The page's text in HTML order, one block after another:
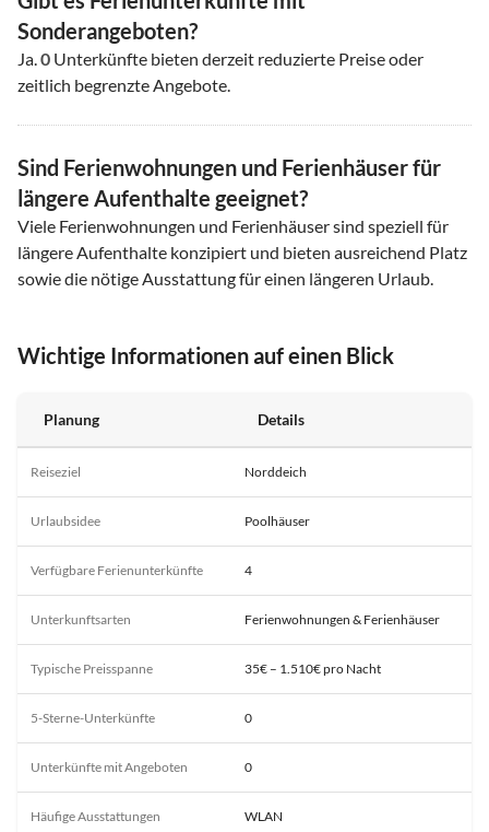
Sonderangeboten?
Ja.0 Unterkünfte bieten derzeit reduzierte Preise oder
zeitlich begrenzte Angebote.
Sind Ferienwohnungen und Ferienhäuser für
längere Aufenthalte geeignet?
Viele Ferienwohnungen und Ferienhäuser sind speziell für
längere Aufenthalte konzipiert und bieten ausreichend Platz
sowie die nötige Ausstattung für einen längeren Urlaub.
Wichtige Informationen auf einen Blick
Planung Details
Reiseziel Norddeich
Urlaubsidee Poolhäuser
Verfügbare Ferienunterkünfte 4
Unterkunftsarten Ferienwohnungen & Ferienhäuser
Typische Preisspanne 35€ – 1.510€ pro Nacht
5-Sterne-Unterkünfte 0
Unterkünfte mit Angeboten 0
Häufige Ausstattungen WLAN